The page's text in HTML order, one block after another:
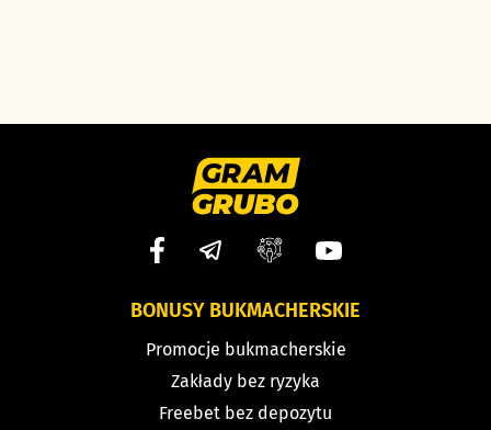
BONUSY BUKMACHERSKIE
Promocje bukmacherskie
Zakłady bez ryzyka
Freebet bez depozytu